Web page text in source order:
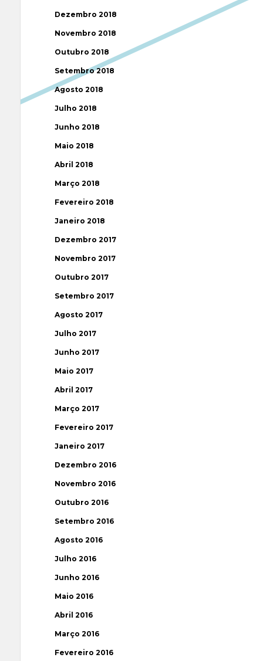
Dezembro 2018
Novembro 2018
Outubro 2018
Setembro 2018
Agosto 2018
Julho 2018
Junho 2018
Maio 2018
Abril 2018
Março 2018
Fevereiro 2018
Janeiro 2018
Dezembro 2017
Novembro 2017
Outubro 2017
Setembro 2017
Agosto 2017
Julho 2017
Junho 2017
Maio 2017
Abril 2017
Março 2017
Fevereiro 2017
Janeiro 2017
Dezembro 2016
Novembro 2016
Outubro 2016
Setembro 2016
Agosto 2016
Julho 2016
Junho 2016
Maio 2016
Abril 2016
Março 2016
Fevereiro 2016